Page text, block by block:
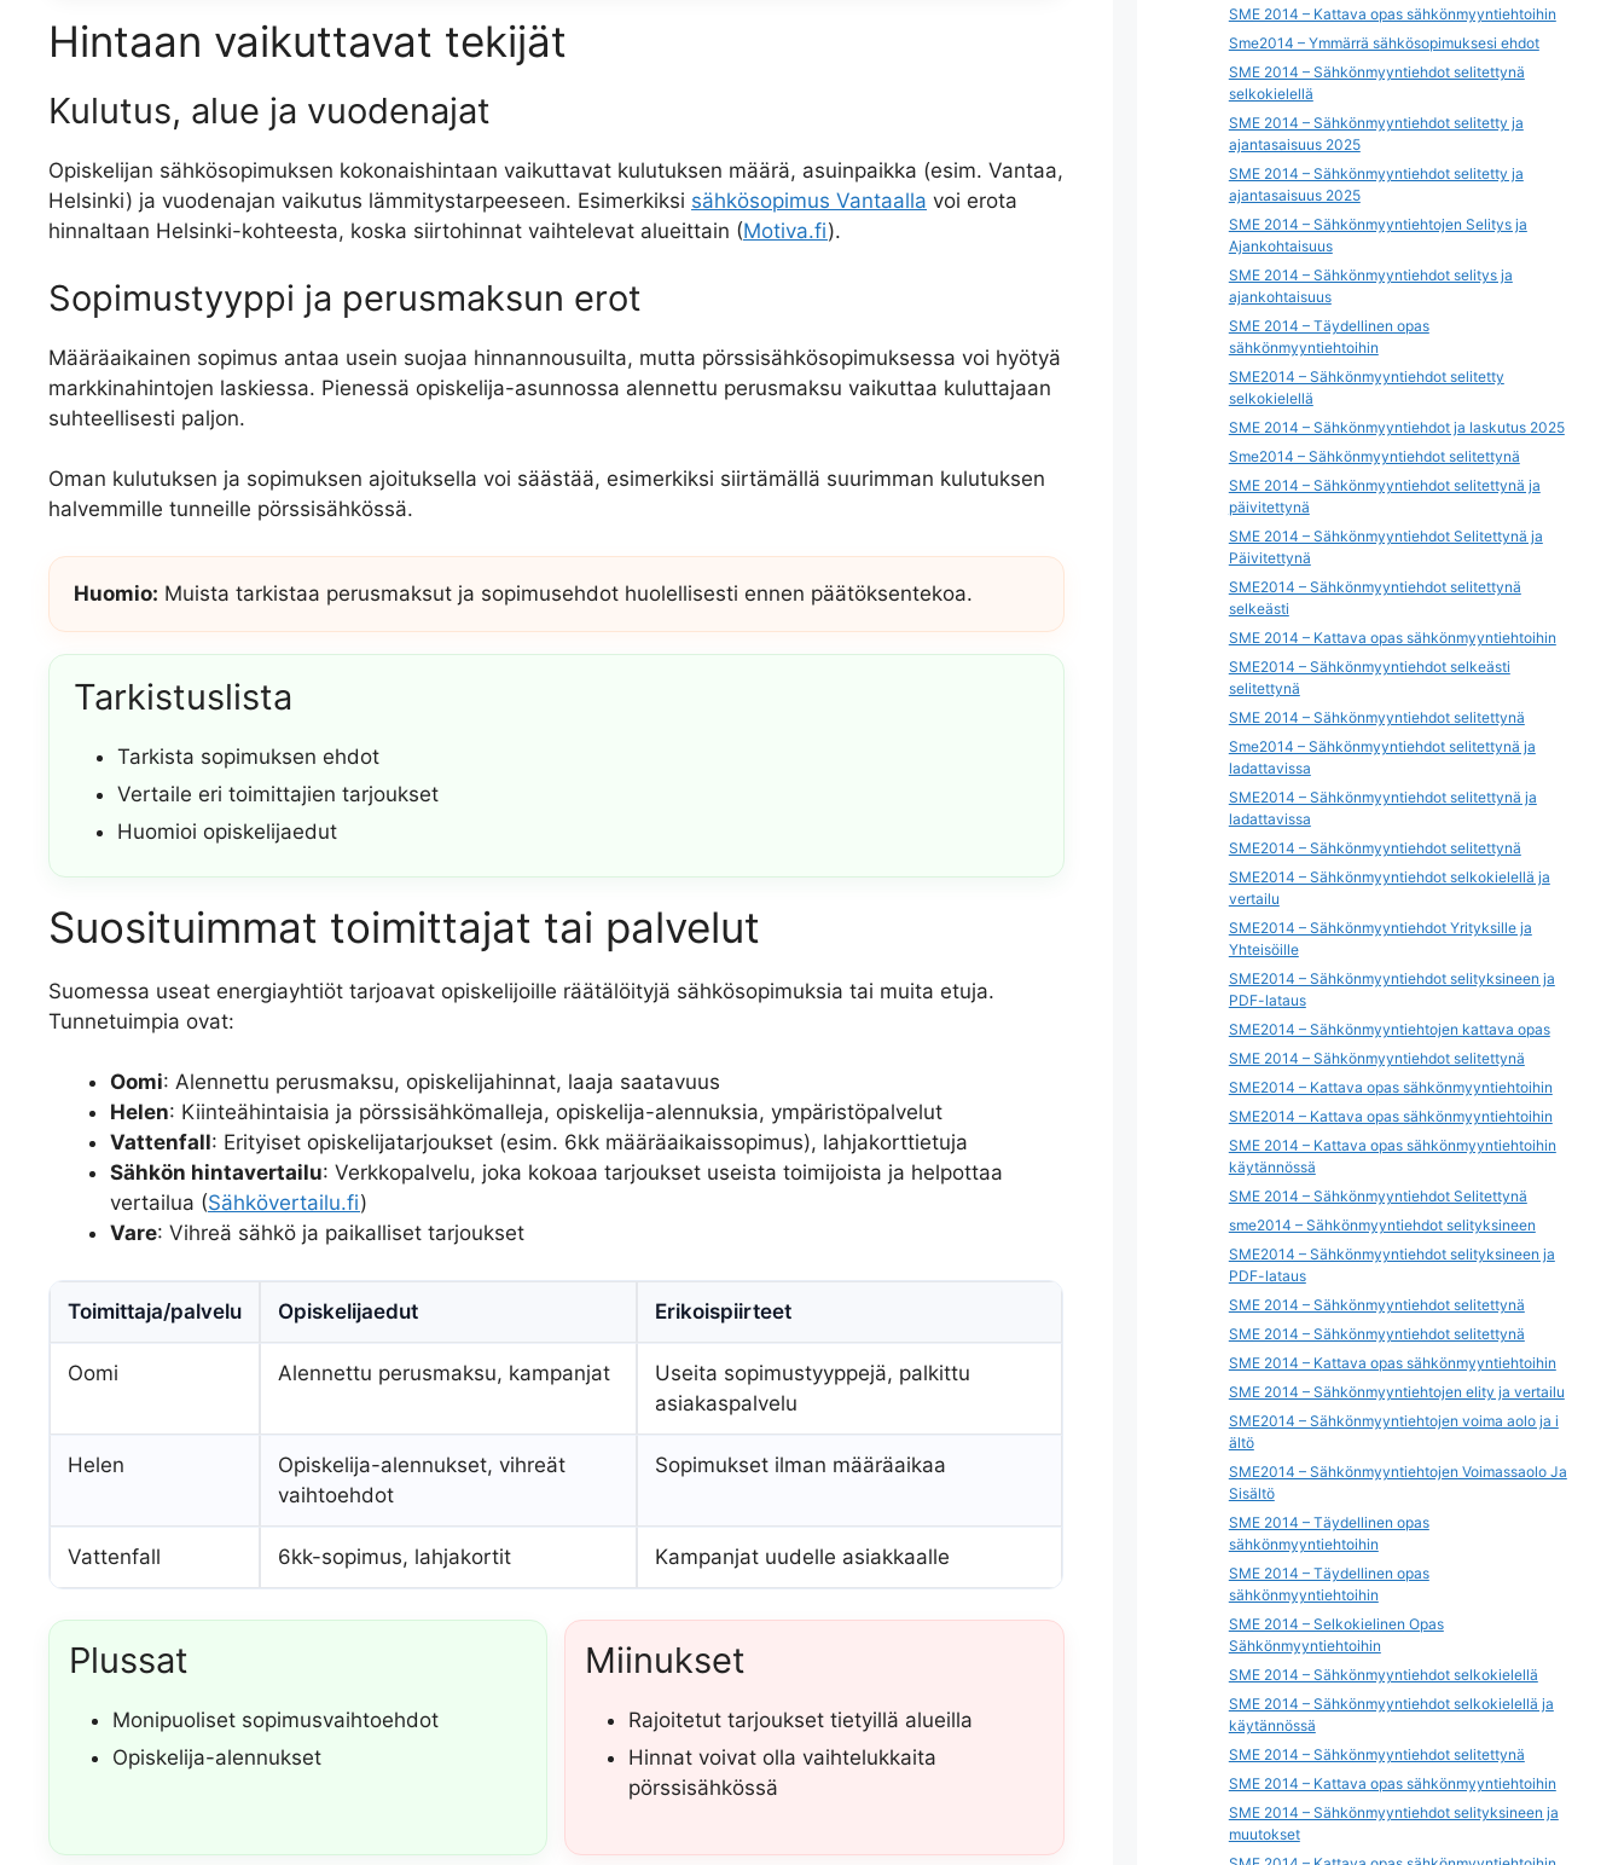
Hintaan vaikuttavat tekijät
Kulutus, alue ja vuodenajat
Opiskelijan sähkösopimuksen kokonaishintaan vaikuttavat kulutuksen määrä, asuinpaikka (esim. Vantaa,
Helsinki) ja vuodenajan vaikutus lämmitystarpeeseen. Esimerkiksi sähkösopimus Vantaalla voi erota
hinnaltaan Helsinki-kohteesta, koska siirtohinnat vaihtelevat alueittain (Motiva.fi).
Sopimustyyppi ja perusmaksun erot
Määräaikainen sopimus antaa usein suojaa hinnannousuilta, mutta pörssisähkösopimuksessa voi hyötyä
markkinahintojen laskiessa. Pienessä opiskelija-asunnossa alennettu perusmaksu vaikuttaa kuluttajaan
suhteellisesti paljon.
Oman kulutuksen ja sopimuksen ajoituksella voi säästää, esimerkiksi siirtämällä suurimman kulutuksen
halvemmille tunneille pörssisähkössä.
Huomio: Muista tarkistaa perusmaksut ja sopimusehdot huolellisesti ennen päätöksentekoa.
Tarkistuslista
Tarkista sopimuksen ehdot
Vertaile eri toimittajien tarjoukset
Huomioi opiskelijaedut
Suosituimmat toimittajat tai palvelut
Suomessa useat energiayhtiöt tarjoavat opiskelijoille räätälöityjä sähkösopimuksia tai muita etuja.
Tunnetuimpia ovat:
Oomi: Alennettu perusmaksu, opiskelijahinnat, laaja saatavuus
Helen: Kiinteähintaisia ja pörssisähkömalleja, opiskelija-alennuksia, ympäristöpalvelut
Vattenfall: Erityiset opiskelijatarjoukset (esim. 6kk määräaikaissopimus), lahjakorttietuja
Sähkön hintavertailu: Verkkopalvelu, joka kokoaa tarjoukset useista toimijoista ja helpottaa
vertailua (Sähkövertailu.fi)
Vare: Vihreä sähkö ja paikalliset tarjoukset
Toimittaja/palvelu Opiskelijaedut Erikoispiirteet
Oomi Alennettu perusmaksu, kampanjat
Useita sopimustyyppejä, palkittu
asiakaspalvelu
Helen
Opiskelija-alennukset, vihreät
vaihtoehdot
Sopimukset ilman määräaikaa
Vattenfall 6kk-sopimus, lahjakortit Kampanjat uudelle asiakkaalle
Plussat
Monipuoliset sopimusvaihtoehdot
Opiskelija-alennukset
Miinukset
Rajoitetut tarjoukset tietyillä alueilla
Hinnat voivat olla vaihtelukkaita
pörssisähkössä
SME 2014 – Kattava opas sähkönmyyntiehtoihin
Sme2014 – Ymmärrä sähkösopimuksesi ehdot
SME 2014 – Sähkönmyyntiehdot selitettynä
selkokielellä
SME 2014 – Sähkönmyyntiehdot selitetty ja
ajantasaisuus 2025
SME 2014 – Sähkönmyyntiehdot selitetty ja
ajantasaisuus 2025
SME 2014 – Sähkönmyyntiehtojen Selitys ja
Ajankohtaisuus
SME 2014 – Sähkönmyyntiehdot selitys ja
ajankohtaisuus
SME 2014 – Täydellinen opas
sähkönmyyntiehtoihin
SME2014 – Sähkönmyyntiehdot selitetty
selkokielellä
SME 2014 – Sähkönmyyntiehdot ja laskutus 2025
Sme2014 – Sähkönmyyntiehdot selitettynä
SME 2014 – Sähkönmyyntiehdot selitettynä ja
päivitettynä
SME 2014 – Sähkönmyyntiehdot Selitettynä ja
Päivitettynä
SME2014 – Sähkönmyyntiehdot selitettynä
selkeästi
SME 2014 – Kattava opas sähkönmyyntiehtoihin
SME2014 – Sähkönmyyntiehdot selkeästi
selitettynä
SME 2014 – Sähkönmyyntiehdot selitettynä
Sme2014 – Sähkönmyyntiehdot selitettynä ja
ladattavissa
SME2014 – Sähkönmyyntiehdot selitettynä ja
ladattavissa
SME2014 – Sähkönmyyntiehdot selitettynä
SME2014 – Sähkönmyyntiehdot selkokielellä ja
vertailu
SME2014 – Sähkönmyyntiehdot Yrityksille ja
Yhteisöille
SME2014 – Sähkönmyyntiehdot selityksineen ja
PDF-lataus
SME2014 – Sähkönmyyntiehtojen kattava opas
SME 2014 – Sähkönmyyntiehdot selitettynä
SME2014 – Kattava opas sähkönmyyntiehtoihin
SME2014 – Kattava opas sähkönmyyntiehtoihin
SME 2014 – Kattava opas sähkönmyyntiehtoihin
käytännössä
SME 2014 – Sähkönmyyntiehdot Selitettynä
sme2014 – Sähkönmyyntiehdot selityksineen
SME2014 – Sähkönmyyntiehdot selityksineen ja
PDF-lataus
SME 2014 – Sähkönmyyntiehdot selitettynä
SME 2014 – Sähkönmyyntiehdot selitettynä
SME 2014 – Kattava opas sähkönmyyntiehtoihin
SME 2014 – Sähkönmyyntiehtojen elity ja vertailu
SME2014 – Sähkönmyyntiehtojen voima aolo ja i
ältö
SME2014 – Sähkönmyyntiehtojen Voimassaolo Ja
Sisältö
SME 2014 – Täydellinen opas
sähkönmyyntiehtoihin
SME 2014 – Täydellinen opas
sähkönmyyntiehtoihin
SME 2014 – Selkokielinen Opas
Sähkönmyyntiehtoihin
SME 2014 – Sähkönmyyntiehdot selkokielellä
SME 2014 – Sähkönmyyntiehdot selkokielellä ja
käytännössä
SME 2014 – Sähkönmyyntiehdot selitettynä
SME 2014 – Kattava opas sähkönmyyntiehtoihin
SME 2014 – Sähkönmyyntiehdot selityksineen ja
muutokset